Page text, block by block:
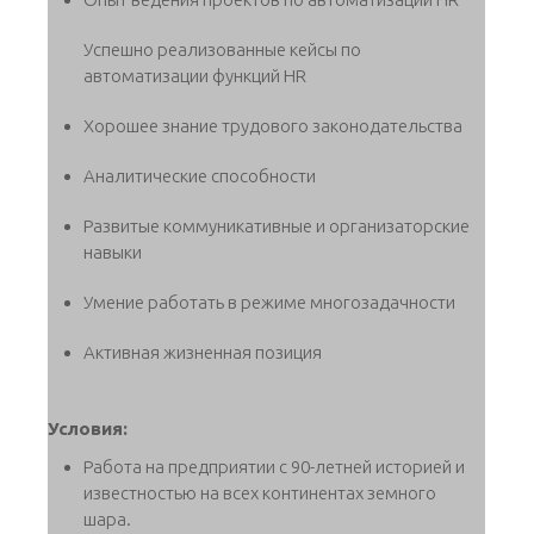
Успешно реализованные кейсы по
автоматизации функций HR
Хорошее знание трудового законодательства
Аналитические способности
Развитые коммуникативные и организаторские
навыки
Умение работать в режиме многозадачности
Активная жизненная позиция
Условия:
Работа на предприятии с 90-летней историей и
известностью на всех континентах земного
шара.